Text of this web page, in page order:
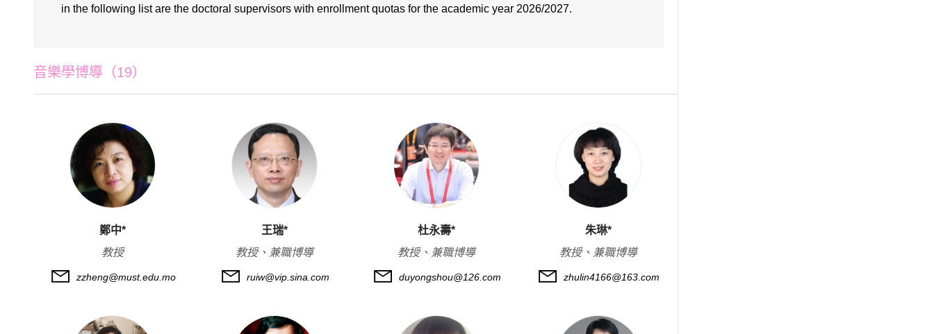
in the following list are the doctoral supervisors with enrollment quotas for the academic year 2026/2027.
音樂學博導（19）
鄭中*
教授
zzheng@must.edu.mo
王瑞*
教授、兼職博導
ruiw@vip.sina.com
杜永壽*
教授、兼職博導
duyongshou@126.com
朱琳*
教授、兼職博導
zhulin4166@163.com